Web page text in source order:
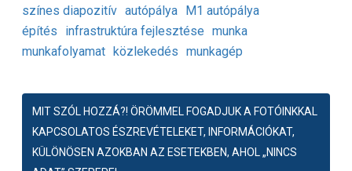
színes diapozitív autópálya M1 autópálya
építés
infrastruktúra fejlesztése munka
munkafolyamat közlekedés munkagép
MIT SZÓL HOZZÁ?! ÖRÖMMEL FOGADJUK A FOTÓINKKAL
KAPCSOLATOS ÉSZREVÉTELEKET, INFORMÁCIÓKAT,
KÜLÖNÖSEN AZOKBAN AZ ESETEKBEN, AHOL „NINCS